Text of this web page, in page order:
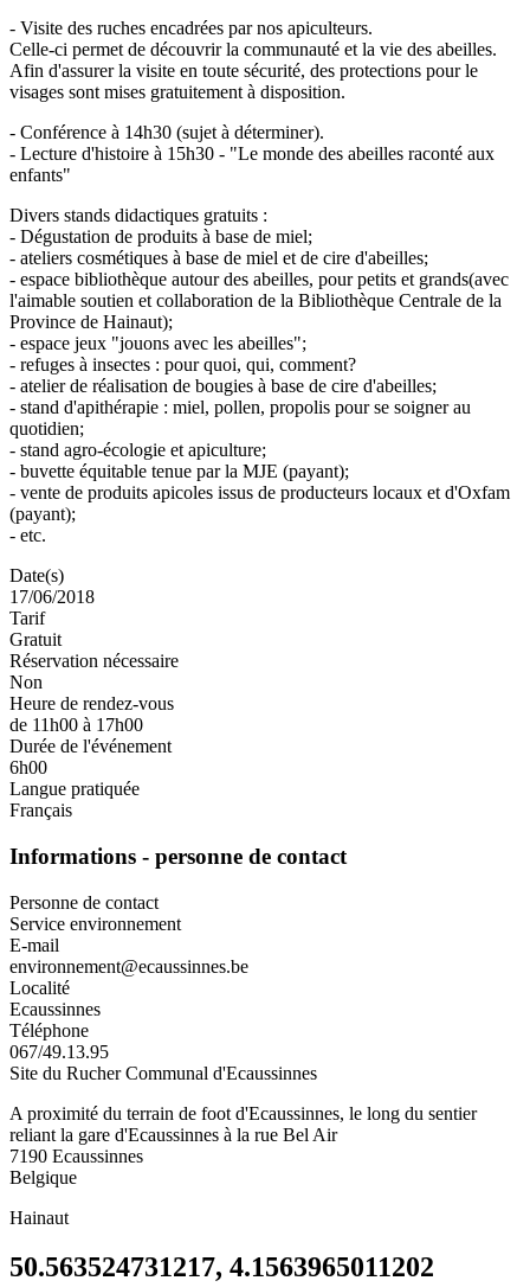
- Visite des ruches encadrées par nos apiculteurs.
Celle-ci permet de découvrir la communauté et la vie des abeilles.
Afin d'assurer la visite en toute sécurité, des protections pour le
visages sont mises gratuitement à disposition.
- Conférence à 14h30 (sujet à déterminer).
- Lecture d'histoire à 15h30 - "Le monde des abeilles raconté aux
enfants"
Divers stands didactiques gratuits :
- Dégustation de produits à base de miel;
- ateliers cosmétiques à base de miel et de cire d'abeilles;
- espace bibliothèque autour des abeilles, pour petits et grands(avec
l'aimable soutien et collaboration de la Bibliothèque Centrale de la
Province de Hainaut);
- espace jeux "jouons avec les abeilles";
- refuges à insectes : pour quoi, qui, comment?
- atelier de réalisation de bougies à base de cire d'abeilles;
- stand d'apithérapie : miel, pollen, propolis pour se soigner au
quotidien;
- stand agro-écologie et apiculture;
- buvette équitable tenue par la MJE (payant);
- vente de produits apicoles issus de producteurs locaux et d'Oxfam
(payant);
- etc.
Date(s)
17/06/2018
Tarif
Gratuit
Réservation nécessaire
Non
Heure de rendez-vous
de 11h00 à 17h00
Durée de l'événement
6h00
Langue pratiquée
Français
Informations - personne de contact
Personne de contact
Service environnement
E-mail
environnement@ecaussinnes.be
Localité
Ecaussinnes
Téléphone
067/49.13.95
Site du Rucher Communal d'Ecaussinnes
A proximité du terrain de foot d'Ecaussinnes, le long du sentier
reliant la gare d'Ecaussinnes à la rue Bel Air
7190 Ecaussinnes
Belgique
Hainaut
50.563524731217, 4.1563965011202